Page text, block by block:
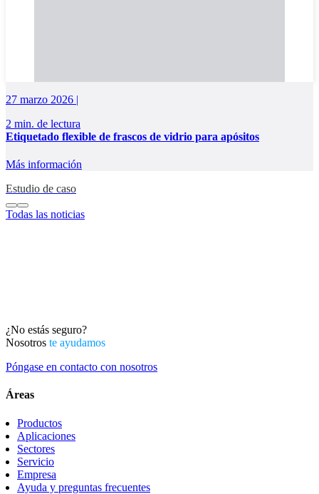
27 marzo 2026 |
2 min. de lectura
Etiquetado flexible de frascos de vidrio para apósitos
Más información
Estudio de caso
Todas las noticias
¿No estás seguro?
Nosotros te ayudamos
Póngase en contacto con nosotros
Áreas
Productos
Aplicaciones
Sectores
Servicio
Empresa
Ayuda y preguntas frecuentes